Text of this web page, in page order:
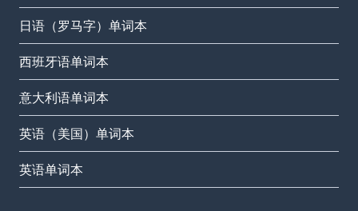
日语（罗马字）单词本
西班牙语单词本
意大利语单词本
英语（美国）单词本
英语单词本